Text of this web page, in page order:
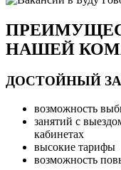
НАШЕЙ
ДОСТОЙНЫЙ
возможность
занятий с
кабинетах
высокие тарифы
возможность